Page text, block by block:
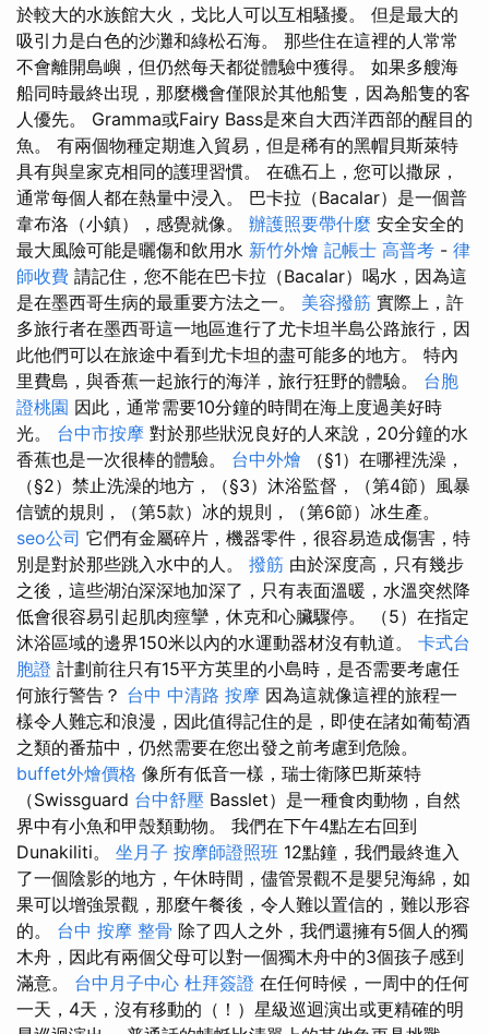
於較大的水族館大火，戈比人可以互相騷擾。 但是最大的
吸引力是白色的沙灘和綠松石海。 那些住在這裡的人常常
不會離開島嶼，但仍然每天都從體驗中獲得。 如果多艘海
船同時最終出現，那麼機會僅限於其他船隻，因為船隻的客
人優先。 Gramma或Fairy Bass是來自大西洋西部的醒目的
魚。 有兩個物種定期進入貿易，但是稀有的黑帽貝斯萊特
具有與皇家克相同的護理習慣。 在礁石上，您可以撒尿，
通常每個人都在熱量中浸入。 巴卡拉（Bacalar）是一個普
韋布洛（小鎮），感覺就像。 辦護照要帶什麼 安全安全的
最大風險可能是曬傷和飲用水 新竹外燴 記帳士 高普考 - 律
師收費 請記住，您不能在巴卡拉（Bacalar）喝水，因為這
是在墨西哥生病的最重要方法之一。 美容撥筋 實際上，許
多旅行者在墨西哥這一地區進行了尤卡坦半島公路旅行，因
此他們可以在旅途中看到尤卡坦的盡可能多的地方。 特內
里費島，與香蕉一起旅行的海洋，旅行狂野的體驗。 台胞
證桃園 因此，通常需要10分鐘的時間在海上度過美好時
光。 台中市按摩 對於那些狀況良好的人來說，20分鐘的水
香蕉也是一次很棒的體驗。 台中外燴 （§1）在哪裡洗澡，
（§2）禁止洗澡的地方，（§3）沐浴監督，（第4節）風暴
信號的規則，（第5款）冰的規則，（第6節）冰生產。
seo公司 它們有金屬碎片，機器零件，很容易造成傷害，特
別是對於那些跳入水中的人。 撥筋 由於深度高，只有幾步
之後，這些湖泊深深地加深了，只有表面溫暖，水溫突然降
低會很容易引起肌肉痙攣，休克和心臟驟停。 （5）在指定
沐浴區域的邊界150米以內的水運動器材沒有軌道。 卡式台
胞證 計劃前往只有15平方英里的小島時，是否需要考慮任
何旅行警告？ 台中 中清路 按摩 因為這就像這裡的旅程一
樣令人難忘和浪漫，因此值得記住的是，即使在諸如葡萄酒
之類的番茄中，仍然需要在您出發之前考慮到危險。
buffet外燴價格 像所有低音一樣，瑞士衛隊巴斯萊特
（Swissguard 台中舒壓 Basslet）是一種食肉動物，自然
界中有小魚和甲殼類動物。 我們在下午4點左右回到
Dunakiliti。 坐月子 按摩師證照班 12點鐘，我們最終進入
了一個陰影的地方，午休時間，儘管景觀不是嬰兒海綿，如
果可以增強景觀，那麼午餐後，令人難以置信的，難以形容
的。 台中 按摩 整骨 除了四人之外，我們還擁有5個人的獨
木舟，因此有兩個父母可以對一個獨木舟中的3個孩子感到
滿意。 台中月子中心 杜拜簽證 在任何時候，一周中的任何
一天，4天，沒有移動的（！）星級巡迴演出或更精確的明